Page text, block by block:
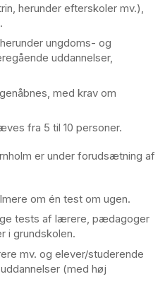
herunder efterskoler mv.),
ungdoms- og
uddannelser,
med krav om
fra 5 til 10 personer.
er under forudsætning af
om én test om ugen.
tests af lærere, pædagoger
i grundskolen.
mv. og elever/studerende
(med høj